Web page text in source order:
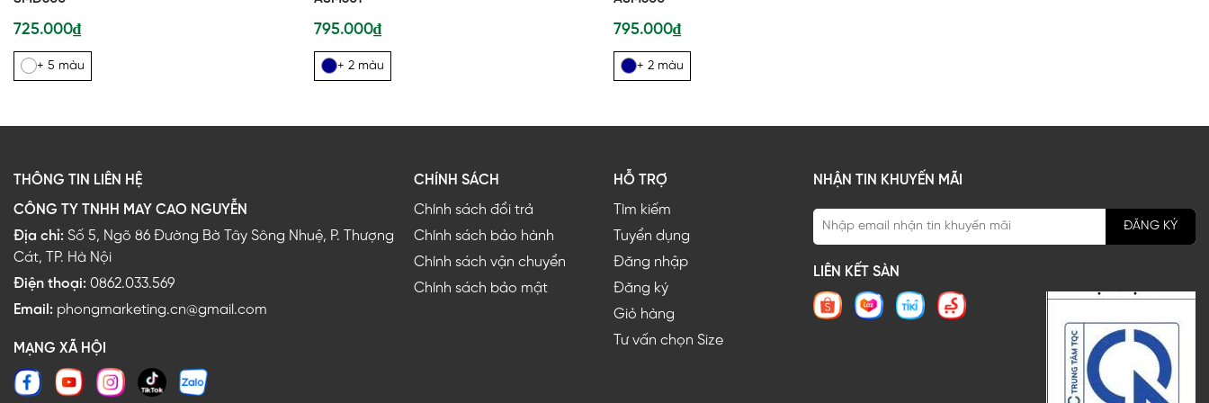
725.000₫
+ 5 màu
795.000₫
+ 2 màu
795.000₫
+ 2 màu
THÔNG TIN LIÊN HỆ
CÔNG TY TNHH MAY CAO NGUYỄN
Địa chỉ: Số 5, Ngõ 86 Đường Bờ Tây Sông Nhuệ, P. Thượng
Cát, TP. Hà Nội
Điện thoại: 0862.033.569
Email: phongmarketing.cn@gmail.com
MẠNG XÃ HỘI
CHÍNH SÁCH
Chính sách đổi trả
Chính sách bảo hành
Chính sách vận chuyển
Chính sách bảo mật
HỖ TRỢ
Tìm kiếm
Tuyển dụng
Đăng nhập
Đăng ký
Giỏ hàng
Tư vấn chọn Size
NHẬN TIN KHUYẾN MÃI
ĐĂNG KÝ
LIÊN KẾT SÀN